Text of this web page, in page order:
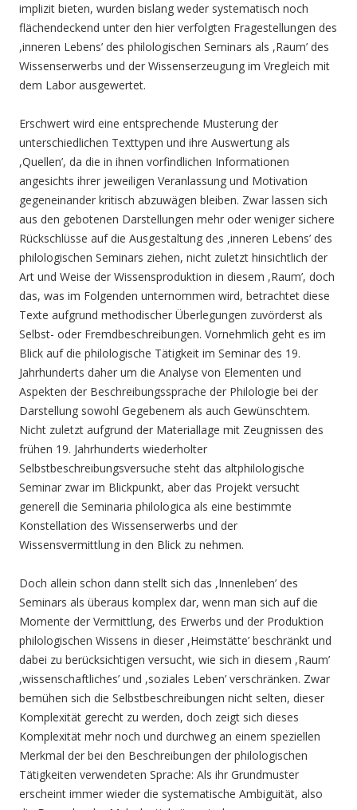
implizit bieten, wurden bislang weder systematisch noch
flächendeckend unter den hier verfolgten Fragestellungen des
,inneren Lebens’ des philologischen Seminars als ,Raum’ des
Wissenserwerbs und der Wissenserzeugung im Vregleich mit
dem Labor ausgewertet.
Erschwert wird eine entsprechende Musterung der
unterschiedlichen Texttypen und ihre Auswertung als
,Quellen’, da die in ihnen vorfindlichen Informationen
angesichts ihrer jeweiligen Veranlassung und Motivation
gegeneinander kritisch abzuwägen bleiben. Zwar lassen sich
aus den gebotenen Darstellungen mehr oder weniger sichere
Rückschlüsse auf die Ausgestaltung des ,inneren Lebens’ des
philologischen Seminars ziehen, nicht zuletzt hinsichtlich der
Art und Weise der Wissensproduktion in diesem ,Raum’, doch
das, was im Folgenden unternommen wird, betrachtet diese
Texte aufgrund methodischer Überlegungen zuvörderst als
Selbst- oder Fremdbeschreibungen. Vornehmlich geht es im
Blick auf die philologische Tätigkeit im Seminar des 19.
Jahrhunderts daher um die Analyse von Elementen und
Aspekten der Beschreibungssprache der Philologie bei der
Darstellung sowohl Gegebenem als auch Gewünschtem.
Nicht zuletzt aufgrund der Materiallage mit Zeugnissen des
frühen 19. Jahrhunderts wiederholter
Selbstbeschreibungsversuche steht das altphilologische
Seminar zwar im Blickpunkt, aber das Projekt versucht
generell die Seminaria philologica als eine bestimmte
Konstellation des Wissenserwerbs und der
Wissensvermittlung in den Blick zu nehmen.
Doch allein schon dann stellt sich das ,Innenleben’ des
Seminars als überaus komplex dar, wenn man sich auf die
Momente der Vermittlung, des Erwerbs und der Produktion
philologischen Wissens in dieser ,Heimstätte’ beschränkt und
dabei zu berücksichtigen versucht, wie sich in diesem ,Raum’
,wissenschaftliches’ und ,soziales Leben’ verschränken. Zwar
bemühen sich die Selbstbeschreibungen nicht selten, dieser
Komplexität gerecht zu werden, doch zeigt sich dieses
Komplexität mehr noch und durchweg an einem speziellen
Merkmal der bei den Beschreibungen der philologischen
Tätigkeiten verwendeten Sprache: Als ihr Grundmuster
erscheint immer wieder die systematische Ambiguität, also